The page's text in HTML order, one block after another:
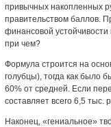
привычных накопленных
правительством баллов.
финансовой
при чем?
Формула строится на
голубцы), тогда как было
60% от средней. Если
составляет всего 6,5
Наконец, «гениальное»